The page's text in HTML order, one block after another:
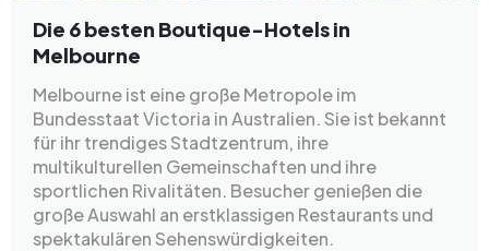
Die 6 besten Boutique-Hotels in
Melbourne
Melbourne ist eine große Metropole im
Bundesstaat Victoria in Australien. Sie ist bekannt
für ihr trendiges Stadtzentrum, ihre
multikulturellen Gemeinschaften und ihre
sportlichen Rivalitäten. Besucher genießen die
große Auswahl an erstklassigen Restaurants und
spektakulären Sehenswürdigkeiten.